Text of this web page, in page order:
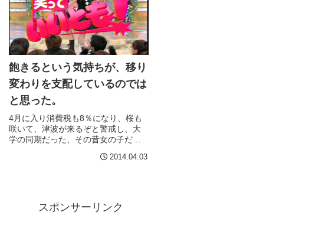
飽きるという気持ちが、移り
変わりを支配しているのでは
と思った。
4月に入り消費税も8％になり、桜も
咲いて、津波が来るぞと警戒し、大
学の同期だった、その昔女の子だっ
生を始めたとか、何かと慌ただしい
2014.04.03
スポンサーリンク